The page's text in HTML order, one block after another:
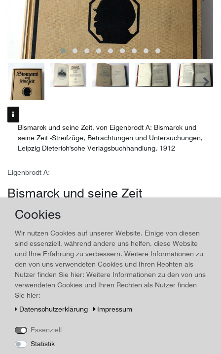
Bismarck und seine Zeit, von Eigenbrodt A: Bismarck und
seine Zeit -Streifzüge, Betrachtungen und Untersuchungen,
Leipzig Dieterich'sche Verlagsbuchhandlung, 1912
Eigenbrodt A:
Bismarck und seine Zeit
Land/Ort:Leipzig
Technisches
Merkmal
Wert
Art.-ID 16086
Beschreibung
von Eigenbrodt A: Bismarck und seine Zeit -Streifzüge,
Betrachtungen und Untersuchungen, Leipzig Dieterich'sche
Verlagsbuchhandlung, 1912, 375 Seiten, 23,7x 16,0 cm,
illustrierter OKarton (Hardcover),Frontispiz, Kopffarbschnitt,
Kapital ca. 1 cm aufgeplatzt, Schnitt wenig stockfleckig
Dieterich'sche Verlagsbuchhandlung
Cookies
Wir nutzen Cookies auf unserer Website. Einige von diesen
sind essenziell, während andere uns helfen, diese Website
und Ihre Erfahrung zu verbessern. Weitere Informationen zu
den von uns verwendeten Cookies und Ihren Rechten als
Nutzer finden Sie hier: Weitere Informationen zu den von uns
verwendeten Cookies und Ihren Rechten als Nutzer finden
Sie hier:
Daten­schutz­erklärung
Impressum
Essenziell
Statistik